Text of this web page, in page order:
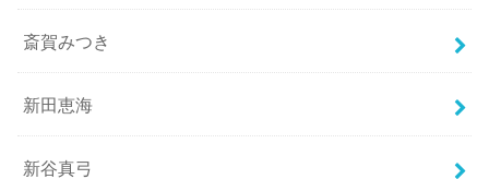
斎賀みつき
新田恵海
新谷真弓